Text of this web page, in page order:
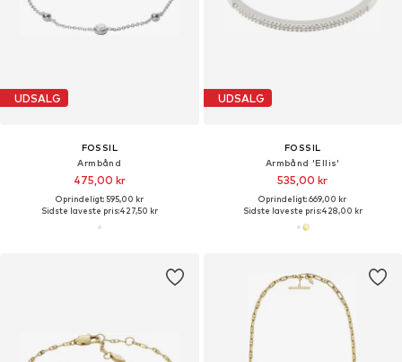
UDSALG
FOSSIL
Armbånd
475,00 kr
Oprindeligt: 595,00 kr
Sidste laveste pris:427,50 kr
UDSALG
FOSSIL
Armbånd 'Ellis'
535,00 kr
Oprindeligt: 669,00 kr
Sidste laveste pris:428,00 kr